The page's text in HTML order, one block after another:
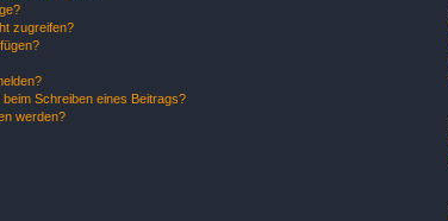
zugreifen?
Schreiben eines Beitrags?
werden?